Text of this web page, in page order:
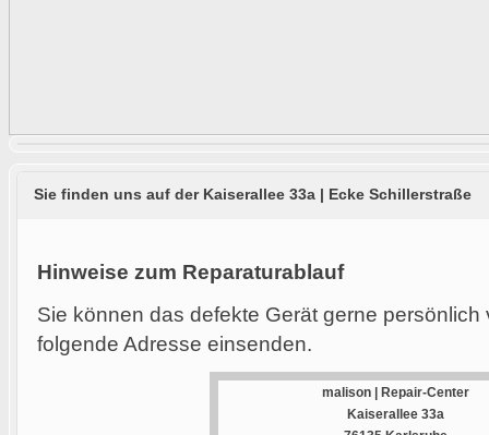
Sie finden uns auf der Kaiserallee 33a | Ecke Schillerstraße
Hinweise zum Reparaturablauf
Sie können das defekte Gerät gerne
folgende Adresse einsenden.
malison | Repair-Center
Kaiserallee 33a